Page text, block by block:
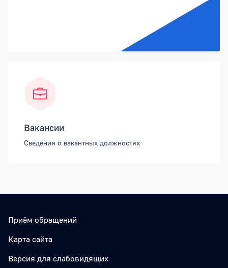
Вакансии
Сведения о вакантных должностях
Приём обращений
Карта сайта
Версия для слабовидящих